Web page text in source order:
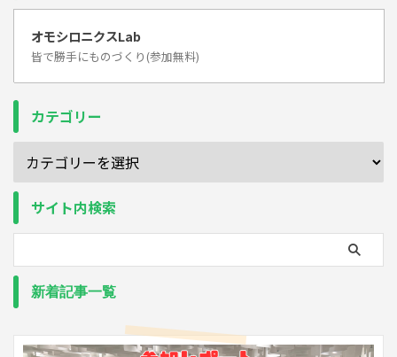
オモシロニクスLab
皆で勝手にものづくり(参加無料)
カテゴリー
サイト内検索
新着記事一覧